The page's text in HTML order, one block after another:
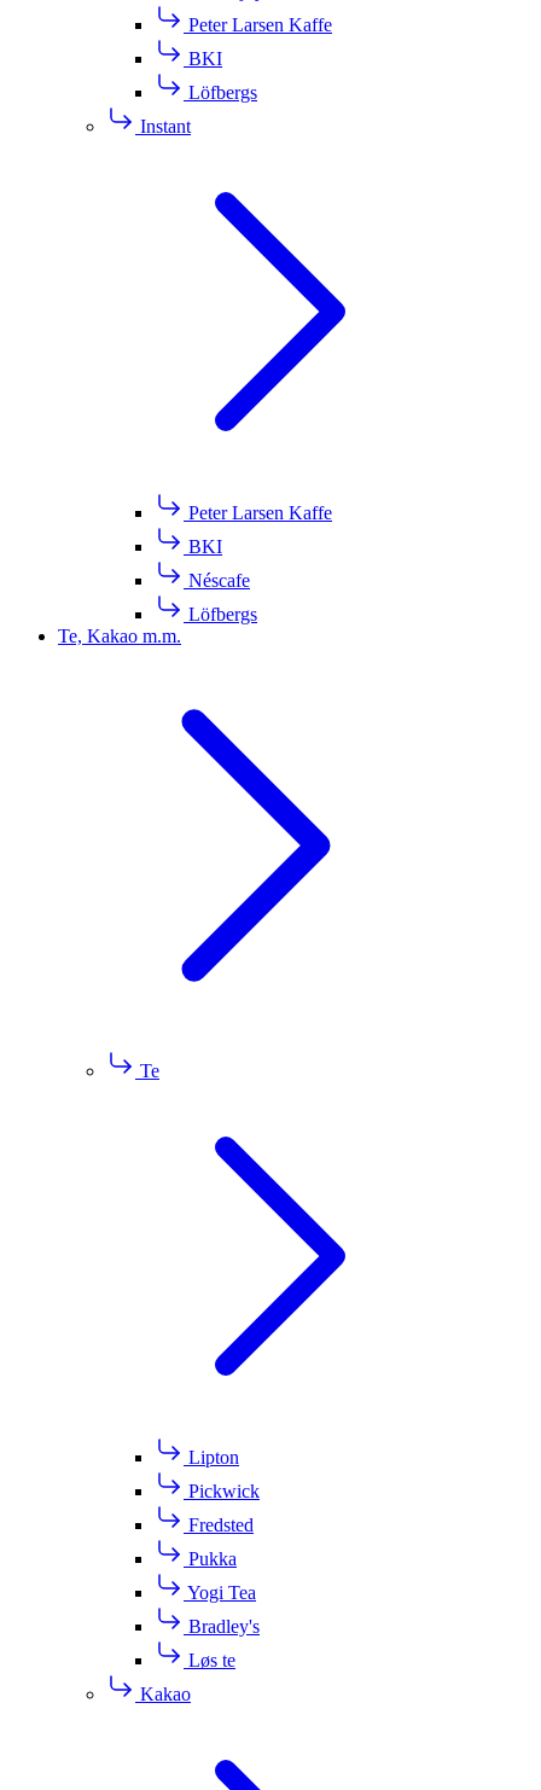
Peter Larsen Kaffe
BKI
Löfbergs
Instant
Peter Larsen Kaffe
BKI
Néscafe
Löfbergs
Te, Kakao m.m.
Te
Lipton
Pickwick
Fredsted
Pukka
Yogi Tea
Bradley's
Løs te
Kakao